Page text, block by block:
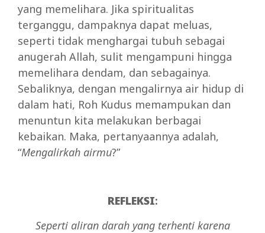
yang memelihara. Jika spiritualitas
terganggu, dampaknya dapat meluas,
seperti tidak menghargai tubuh sebagai
anugerah Allah, sulit mengampuni hingga
memelihara dendam, dan sebagainya.
Sebaliknya, dengan mengalirnya air hidup di
dalam hati, Roh Kudus memampukan dan
menuntun kita melakukan berbagai
kebaikan. Maka, pertanyaannya adalah,
“Mengalirkah airmu?”
REFLEKSI:
Seperti aliran darah yang terhenti karena